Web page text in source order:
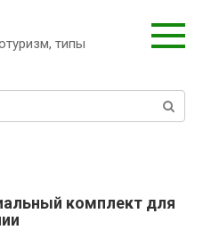
типы
комплект для